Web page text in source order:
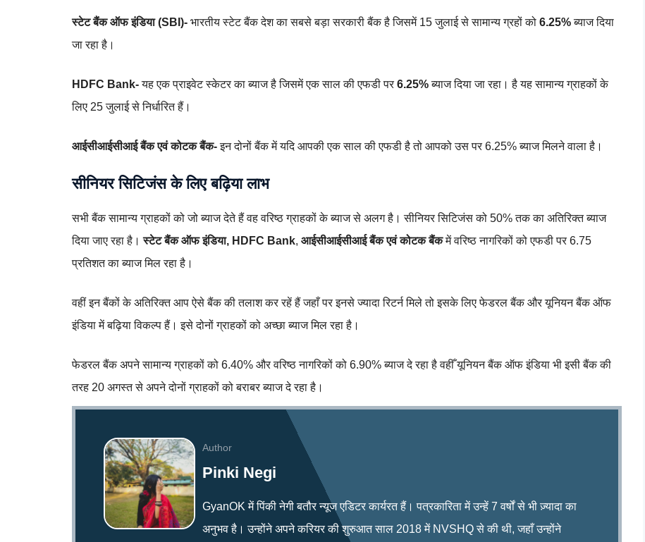
स्टेट बैंक ऑफ इंडिया (SBI)- भारतीय स्टेट बैंक देश का सबसे बड़ा सरकारी बैंक है जिसमें 15 जुलाई से सामान्य ग्रहों को 6.25%ब्याज दिया
जा रहा है।
HDFC Bank-यह एक प्राइवेट स्केटर का ब्याज है जिसमें एक साल की एफडी पर 6.25%ब्याज दिया जा रहा। है यह सामान्य ग्राहकों के
लिए 25 जुलाई से निर्धारित हैं।
आईसीआईसीआई बैंक एवं कोटक बैंक-इन दोनों बैंक में यदि आपकी एक साल की एफडी है तो आपको उस पर 6.25% ब्याज मिलने वाला है।
सीनियर सिटिजंस के लिए बढ़िया लाभ
सभी बैंक सामान्य ग्राहकों को जो ब्याज देते हैं वह वरिष्ठ ग्राहकों के ब्याज से अलग है। सीनियर सिटिजंस को 50% तक का अतिरिक्त ब्याज
दिया जाए रहा है।स्टेट बैंक ऑफ इंडिया, HDFC Bank, आईसीआईसीआई बैंक एवं कोटक बैंकमें वरिष्ठ नागरिकों को एफडी पर 6.75
प्रतिशत का ब्याज मिल रहा है।
वहीं इन बैंकों के अतिरिक्त आप ऐसे बैंक की तलाश कर रहें हैं जहाँ पर इनसे ज्यादा रिटर्न मिले तो इसके लिए फेडरल बैंक और यूनियन बैंक ऑफ
इंडिया में बढ़िया विकल्प हैं। इसे दोनों ग्राहकों को अच्छा ब्याज मिल रहा है।
फेडरल बैंक अपने सामान्य ग्राहकों को 6.40% और वरिष्ठ नागरिकों को 6.90% ब्याज दे रहा है वहीँ यूनियन बैंक ऑफ इंडिया भी इसी बैंक की
तरह 20 अगस्त से अपने दोनों ग्राहकों को बराबर ब्याज दे रहा है।
Author
Pinki Negi
GyanOK में पिंकी नेगी बतौर न्यूज एडिटर कार्यरत हैं। पत्रकारिता में उन्हें 7 वर्षों से भी ज़्यादा का
अनुभव है। उन्होंने अपने करियर की शुरुआत साल 2018 में NVSHQ से की थी, जहाँ उन्होंने